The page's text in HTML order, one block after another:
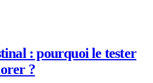
: pourquoi le tester
?